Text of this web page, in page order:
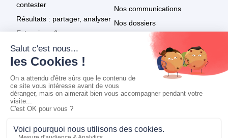
contester
Résultats : partager, analyser
Extensions & recours
Promotion : textes
Promotion : résultats
Promotion : infos & recours
Nos communications
Nos dossiers
Le SNPDEN dans les médias
Tout voir
@ 2026 SNPDEN − Tous droits réservés